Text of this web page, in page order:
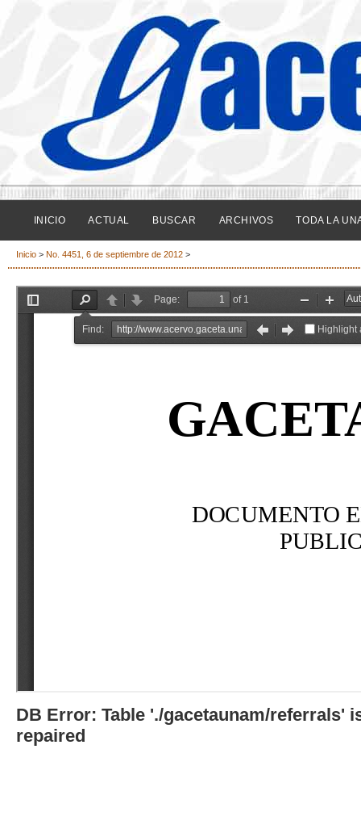
INICIO ACTUAL BUSCAR ARCHIVOS TODA LA
Inicio > No. 4451, 6 de septiembre de 2012 >
DB Error: Table './gacetaunam/referrals'
repaired